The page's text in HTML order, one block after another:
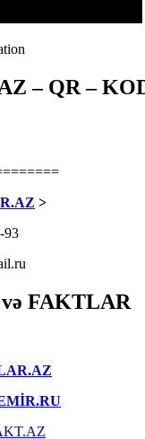
– QR –
>
93
FAKTLAR